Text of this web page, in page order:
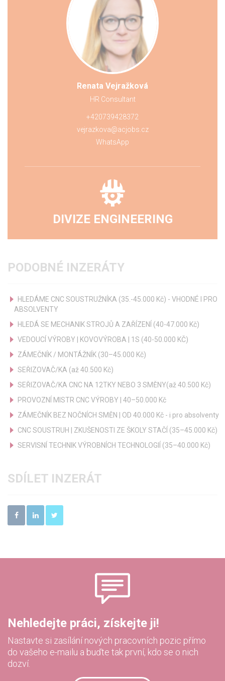
Renata Vejražková
HR Consultant
+420739428372
vejrazkova@acjobs.cz
WhatsApp
DIVIZE ENGINEERING
PODOBNÉ INZERÁTY
HLEDÁME CNC SOUSTRUŽNÍKA (35.-45.000 Kč) - VHODNÉ I PRO
ABSOLVENTY
HLEDÁ SE MECHANIK STROJŮ A ZAŘÍZENÍ (40-47.000 Kč)
VEDOUCÍ VÝROBY | KOVOVÝROBA | 1S (40-50.000 KČ)
ZÁMEČNÍK / MONTÁŽNÍK (30–45.000 Kč)
SEŘIZOVAČ/KA (až 40.500 Kč)
SEŘIZOVAČ/KA CNC NA 12TKY NEBO 3 SMĚNY(až 40.500 Kč)
PROVOZNÍ MISTR CNC VÝROBY | 40–50.000 Kč
ZÁMEČNÍK BEZ NOČNÍCH SMĚN | OD 40.000 Kč - i pro absolventy
CNC SOUSTRUH | ZKUŠENOSTI ZE ŠKOLY STAČÍ (35–45.000 Kč)
SERVISNÍ TECHNIK VÝROBNÍCH TECHNOLOGIÍ (35–40.000 Kč)
SDÍLET INZERÁT
Nehledejte práci, získejte ji!
Nastavte si zasílání nových pracovních pozic přímo
do vašeho e-mailu a buďte tak první, kdo se o nich
dozví.